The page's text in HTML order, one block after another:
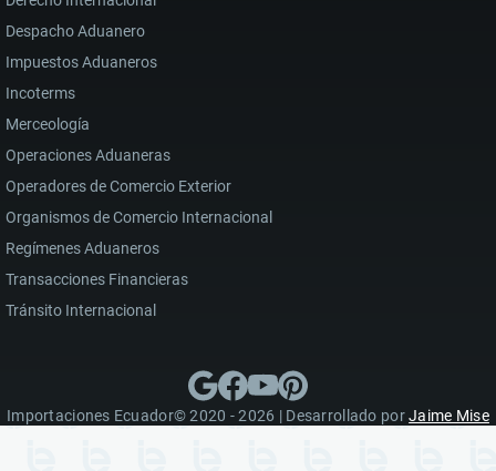
Despacho Aduanero
Impuestos Aduaneros
Incoterms
Merceología
Operaciones Aduaneras
Operadores de Comercio Exterior
Organismos de Comercio Internacional
Regímenes Aduaneros
Transacciones Financieras
Tránsito Internacional
Importaciones Ecuador© 2020 - 2026 | Desarrollado porJaime Mise